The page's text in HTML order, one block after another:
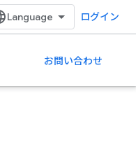
ログイン
お問い合わせ